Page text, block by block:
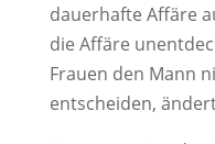
dauerhafte Affäre
die Affäre
Frauen den Mann
entscheiden,